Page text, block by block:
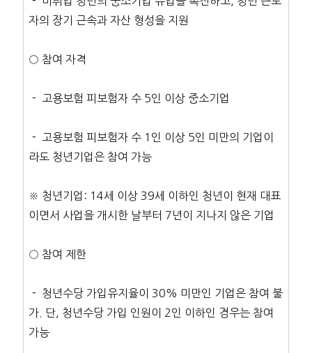
자의 장기 근속과 자산 형성을 지원
○ 참여 자격
－ 고용보험 피보험자 수 5인 이상 중소기업
－ 고용보험 피보험자 수 1인 이상 5인 미만의 기업이
라도 청년기업은 참여 가능
※ 청년기업: 14세 이상 39세 이하인 청년이 현재 대표
이면서 사업을 개시한 날부터 7년이 지나지 않은 기업
○ 참여 제한
－ 청년수당 가입유지율이 30% 미만인 기업은 참여 불
가. 단, 청년수당 가입 인원이 2인 이하인 경우는 참여
가능